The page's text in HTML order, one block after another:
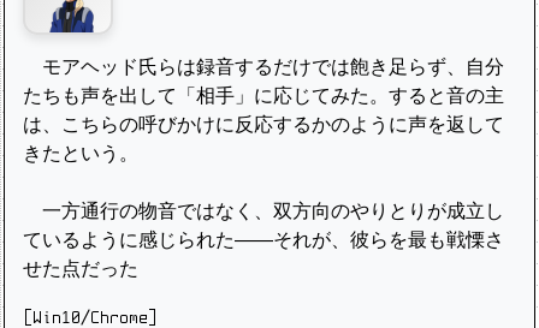
モアヘッド氏らは録音するだけでは飽き足らず、自分
たちも声を出して「相手」に応じてみた。すると音の主
は、こちらの呼びかけに反応するかのように声を返して
きたという。
一方通行の物音ではなく、双方向のやりとりが成立し
ているように感じられた——それが、彼らを最も戦慄さ
せた点だった
[Win10/Chrome]